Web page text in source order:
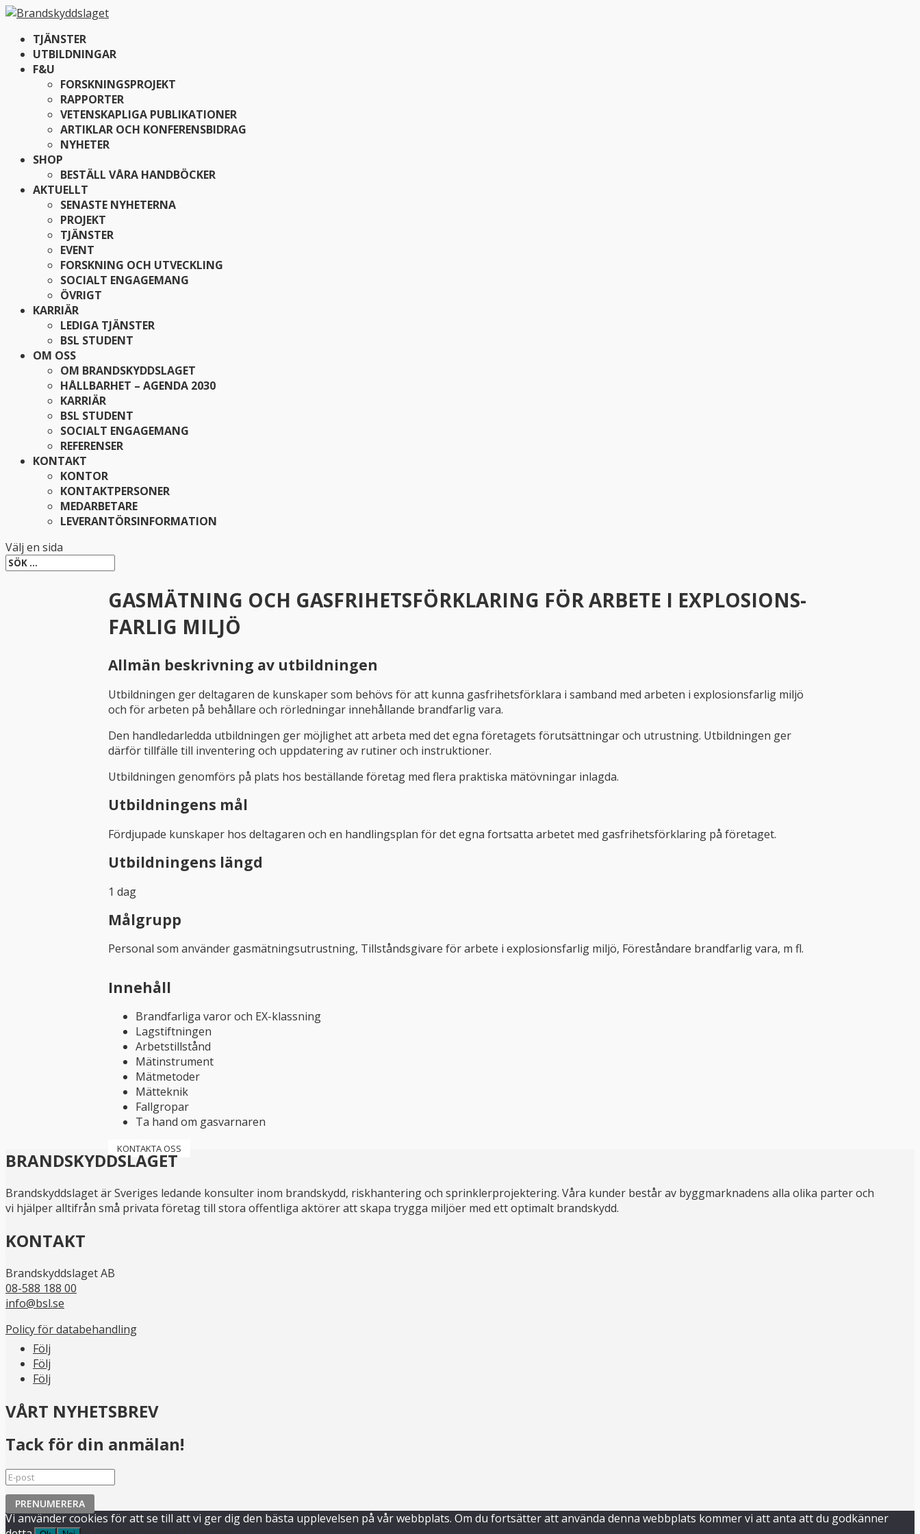
TJÄNSTER
UTBILDNINGAR
F&U
FORSKNINGSPROJEKT
RAPPORTER
VETENSKAPLIGA PUBLIKATIONER
ARTIKLAR OCH KONFERENSBIDRAG
NYHETER
SHOP
BESTÄLL VÅRA HANDBÖCKER
AKTUELLT
SENASTE NYHETERNA
PROJEKT
TJÄNSTER
EVENT
FORSKNING OCH UTVECKLING
SOCIALT ENGAGEMANG
ÖVRIGT
KARRIÄR
LEDIGA TJÄNSTER
BSL STUDENT
OM OSS
OM BRANDSKYDDSLAGET
HÅLLBARHET – AGENDA 2030
KARRIÄR
BSL STUDENT
SOCIALT ENGAGEMANG
REFERENSER
KONTAKT
KONTOR
KONTAKTPERSONER
MEDARBETARE
LEVERANTÖRSINFORMATION
Välj en sida
GASMÄTNING OCH GASFRIHETS­FÖRKLARING FÖR ARBETE I EXPLOSIONS­
FARLIG MILJÖ
Allmän beskrivning av utbildningen
Utbildningen ger deltagaren de kunskaper som behövs för att kunna gasfrihetsförklara i samband med arbeten i explosionsfarlig miljö
och för arbeten på behållare och rörledningar innehållande brandfarlig vara.
Den handledarledda utbildningen ger möjlighet att arbeta med det egna företagets förutsättningar och utrustning. Utbildningen ger
därför tillfälle till inventering och uppdatering av rutiner och instruktioner.
Utbildningen genomförs på plats hos beställande företag med flera praktiska mätövningar inlagda.
Utbildningens mål
Fördjupade kunskaper hos deltagaren och en handlingsplan för det egna fortsatta arbetet med gasfrihetsförklaring på företaget.
Utbildningens längd
1 dag
Målgrupp
Personal som använder gasmätningsutrustning, Tillståndsgivare för arbete i explosionsfarlig miljö, Föreståndare brandfarlig vara, m fl.
Innehåll
Brandfarliga varor och EX-klassning
Lagstiftningen
Arbetstillstånd
Mätinstrument
Mätmetoder
Mätteknik
Fallgropar
Ta hand om gasvarnaren
KONTAKTA OSS
BRANDSKYDDSLAGET
Brandskyddslaget är Sveriges ledande konsulter inom brandskydd, riskhantering och sprinklerprojektering. Våra kunder består av byggmarknadens alla olika parter och
vi hjälper alltifrån små privata företag till stora offentliga aktörer att skapa trygga miljöer med ett optimalt brandskydd.
KONTAKT
Brandskyddslaget AB
08-588 188 00
info@bsl.se
Policy för databehandling
Följ
Följ
Följ
VÅRT NYHETSBREV
Tack för din anmälan!
PRENUMERERA
Copyright © 2026 Brandskyddslaget |
Vi använder cookies för att se till att vi ger dig den bästa upplevelsen på vår webbplats. Om du fortsätter att använda denna webbplats kommer vi att anta att du godkänner